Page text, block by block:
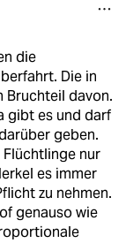
die
Die in
Bruchteil davon.
gibt es und darf
geben.
nur
es immer
zu nehmen.
genauso wie